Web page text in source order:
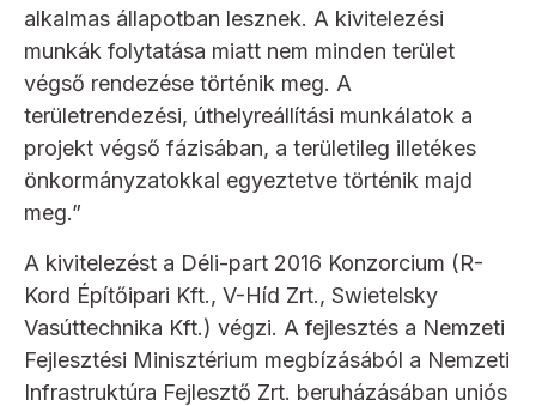
alkalmas állapotban lesznek. A kivitelezési
munkák folytatása miatt nem minden terület
végső rendezése történik meg. A
területrendezési, úthelyreállítási munkálatok a
projekt végső fázisában, a területileg illetékes
önkormányzatokkal egyeztetve történik majd
meg.”
A kivitelezést a Déli-part 2016 Konzorcium (R-
Kord Építőipari Kft., V-Híd Zrt., Swietelsky
Vasúttechnika Kft.) végzi. A fejlesztés a Nemzeti
Fejlesztési Minisztérium megbízásából a Nemzeti
Infrastruktúra Fejlesztő Zrt. beruházásában uniós